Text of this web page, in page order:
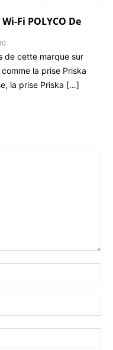
Fi POLYCO De
de cette marque sur
la prise Priska
la prise Priska […]
:*
:*
: